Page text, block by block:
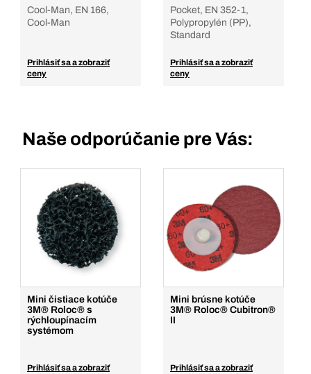
Cool-Man, EN 166,
Cool-Man
Prihlásiť sa a zobraziť
ceny
Pocket, EN 352-1,
Polypropylén (PP),
Standard
Prihlásiť sa a zobraziť
ceny
Naše odporúčanie pre Vás:
Mini čistiace kotúče
3M® Roloc® s
rýchloupínacím
systémom
Prihlásiť sa a zobraziť
Mini brúsne kotúče
3M® Roloc® Cubitron®
II
Prihlásiť sa a zobraziť